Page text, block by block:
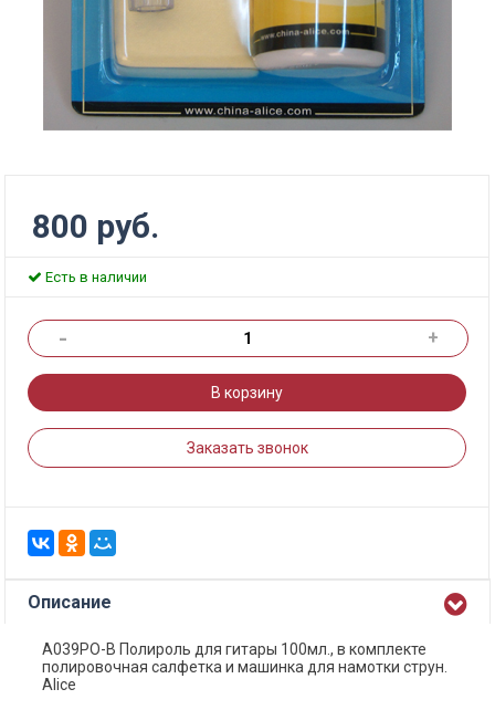
800 руб.
Есть в наличии
- +
В корзину
Заказать звонок
Описание
A039PO-B Полироль для гитары 100мл., в комплекте
полировочная салфетка и машинка для намотки струн.
Alice